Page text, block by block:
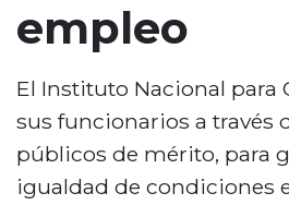
i
p
a
empleo
El Instituto Nacional para
sus funcionarios a través
públicos de mérito, para
igualdad de condiciones